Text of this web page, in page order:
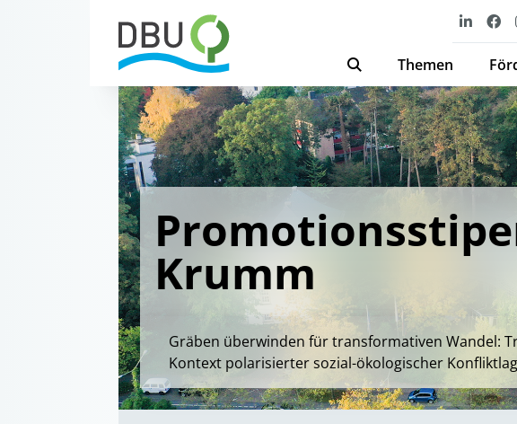
Themen
Krumm
Gräben überwinden für transformativen Wandel:
Kontext polarisierter sozial-ökologischer